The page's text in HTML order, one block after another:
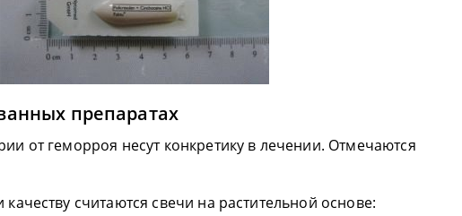
препаратах
от геморроя несут конкретику в лечении. Отмечаются
считаются свечи на растительной основе: